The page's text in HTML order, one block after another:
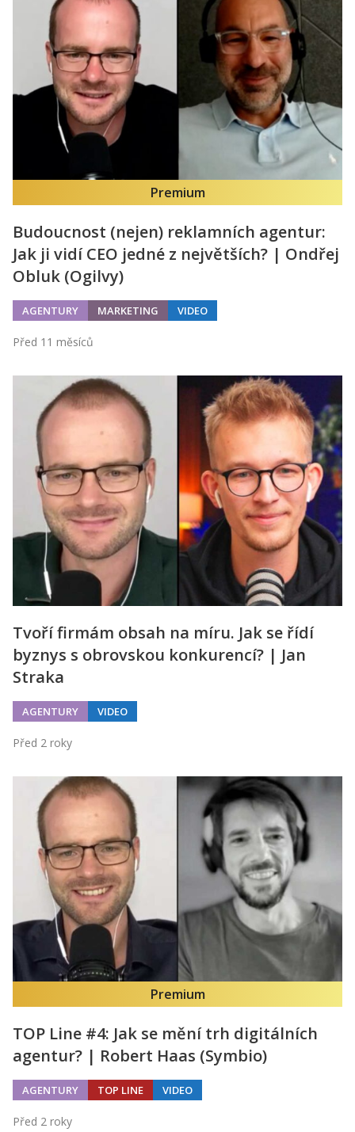
Premium
Budoucnost (nejen) reklamních agentur:
Jak ji vidí CEO jedné z největších? | Ondřej
Obluk (Ogilvy)
AGENTURY MARKETING VIDEO
Před 11 měsíců
Tvoří firmám obsah na míru. Jak se řídí
byznys s obrovskou konkurencí? | Jan
Straka
AGENTURY VIDEO
Před 2 roky
Premium
TOP Line #4: Jak se mění trh digitálních
agentur? | Robert Haas (Symbio)
AGENTURY TOP LINE VIDEO
Před 2 roky